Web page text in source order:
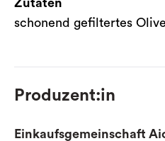
Zutaten
schonend gefiltertes
Produzent:in
Einkaufsgemeinschaft